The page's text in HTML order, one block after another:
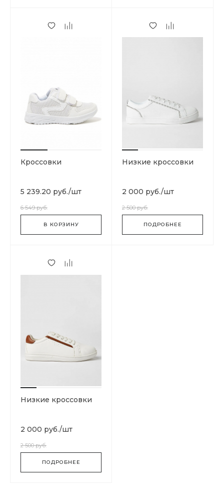
Кроссовки
5 239.20 руб./шт
6 549 руб.
В КОРЗИНУ
Низкие кроссовки
2 000 руб./шт
2 500 руб.
ПОДРОБНЕЕ
Низкие кроссовки
2 000 руб./шт
2 500 руб.
ПОДРОБНЕЕ